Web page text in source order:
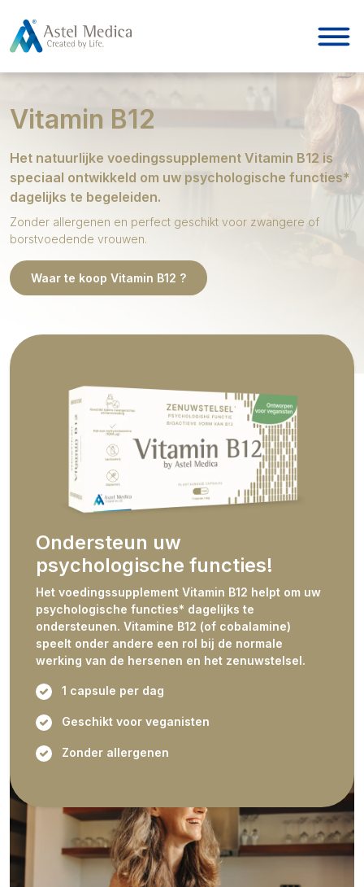
Vitamin B12
Het natuurlijke voedingssupplement Vitamin B12 is
speciaal ontwikkeld om uw psychologische functies*
dagelijks te begeleiden.
Zonder allergenen en perfect geschikt voor zwangere of
borstvoedende vrouwen.
Waar te koop Vitamin B12 ?
Ondersteun uw
psychologische functies!
Het voedingssupplement Vitamin B12 helpt om uw
psychologische functies* dagelijks te
ondersteunen. Vitamine B12 (of cobalamine)
speelt onder andere een rol bij de normale
werking van de hersenen en het zenuwstelsel.
1 capsule per dag
Geschikt voor veganisten
Zonder allergenen